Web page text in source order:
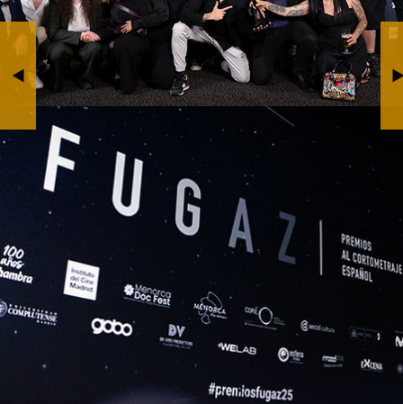
Estreno documental
«Señales Antes de
Morir»
BY JESÚS CALDERÓN
Estrella de Honor en la
III Gala Atralla
BY JESÚS CALDERÓN